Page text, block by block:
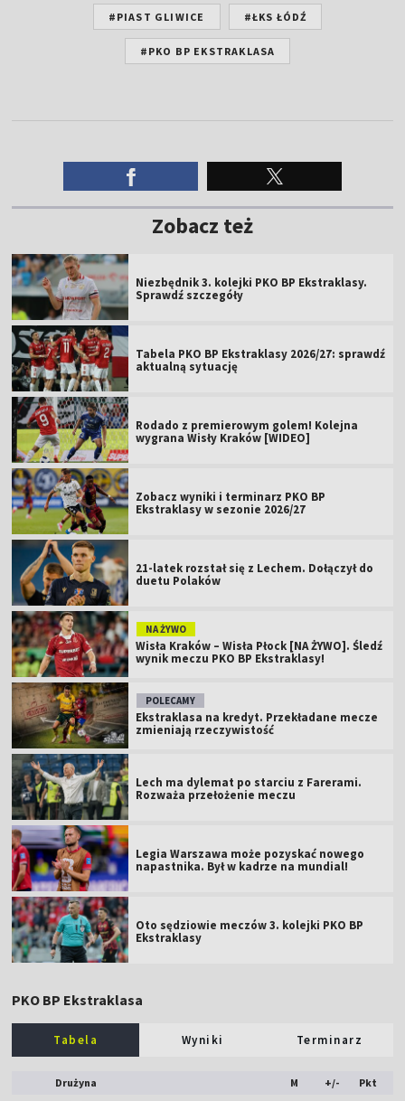
#PIAST GLIWICE #ŁKS ŁÓDŹ
#PKO BP EKSTRAKLASA
Zobacz też
Niezbędnik 3. kolejki PKO BP Ekstraklasy.
Sprawdź szczegóły
Tabela PKO BP Ekstraklasy 2026/27: sprawdź
aktualną sytuację
Rodado z premierowym golem! Kolejna
wygrana Wisły Kraków [WIDEO]
Zobacz wyniki i terminarz PKO BP
Ekstraklasy w sezonie 2026/27
21-latek rozstał się z Lechem. Dołączył do
duetu Polaków
NA ŻYWO
Wisła Kraków – Wisła Płock [NA ŻYWO]. Śledź
wynik meczu PKO BP Ekstraklasy!
POLECAMY
Ekstraklasa na kredyt. Przekładane mecze
zmieniają rzeczywistość
Lech ma dylemat po starciu z Farerami.
Rozważa przełożenie meczu
Legia Warszawa może pozyskać nowego
napastnika. Był w kadrze na mundial!
Oto sędziowie meczów 3. kolejki PKO BP
Ekstraklasy
PKO BP Ekstraklasa
Tabela Wyniki Terminarz
Drużyna M +/- Pkt